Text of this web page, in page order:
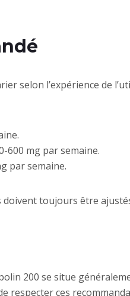
selon l’expérience de
600 mg par semaine.
par semaine.
toujours être
200 se situe
respecter ces